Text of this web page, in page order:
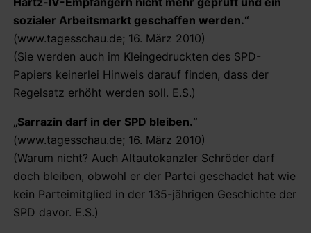
sozialer Arbeitsmarkt geschaffen werden.“
(www.tagesschau.de; 16. März 2010)
(Sie werden auch im Kleingedruckten des SPD-
Papiers keinerlei Hinweis darauf finden, dass der
Regelsatz erhöht werden soll. E.S.)
„Sarrazin darf in der SPD bleiben.“
(www.tagesschau.de; 16. März 2010)
(Warum nicht? Auch Altautokanzler Schröder darf
doch bleiben, obwohl er der Partei geschadet hat wie
kein Parteimitglied in der 135-jährigen Geschichte der
SPD davor. E.S.)